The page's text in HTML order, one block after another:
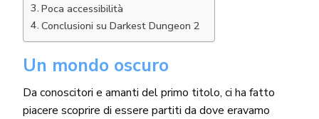
Poca accessibilità
Conclusioni su Darkest Dungeon 2
Un mondo oscuro
Da conoscitori e amanti del primo titolo, ci ha fatto
piacere scoprire di essere partiti da dove eravamo